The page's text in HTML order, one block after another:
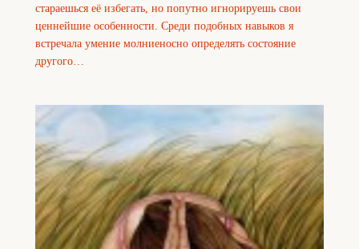
стараешься её избегать, но попутно игнорируешь свои
ценнейшие особенности. Среди подобных навыков я
встречала умение молниеносно определять состояние
другого…